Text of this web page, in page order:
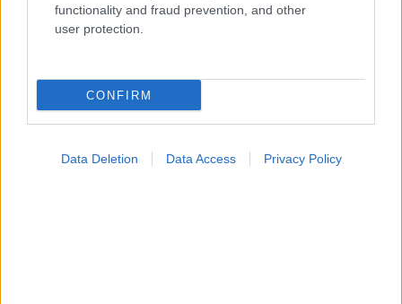
functionality and fraud prevention, and other
user protection.
CONFIRM
Data Deletion Data Access Privacy Policy
παραγωγή για
περισσότερους ασθενείς